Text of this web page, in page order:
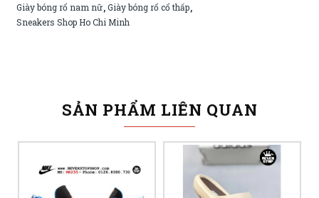
Giày bóng rổ nam nữ,Giày bóng rổ cổ thấp,
Sneakers Shop Ho Chi Minh
SẢN PHẨM LIÊN QUAN